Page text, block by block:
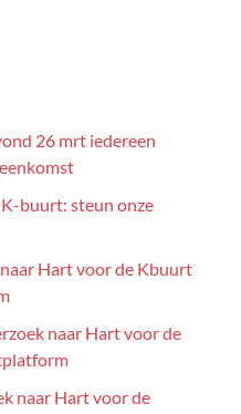
26 mrt iedereen
buurt: steun onze
Hart voor de Kbuurt
naar Hart voor de
naar Hart voor de